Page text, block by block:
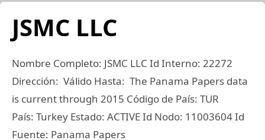
JSMC LLC
Nombre Completo: JSMC LLC Id Interno: 22272
Dirección: Válido Hasta: The Panama Papers data
is current through 2015 Código de País: TUR
País: Turkey Estado: ACTIVE Id Nodo: 11003604 Id
Fuente: Panama Papers